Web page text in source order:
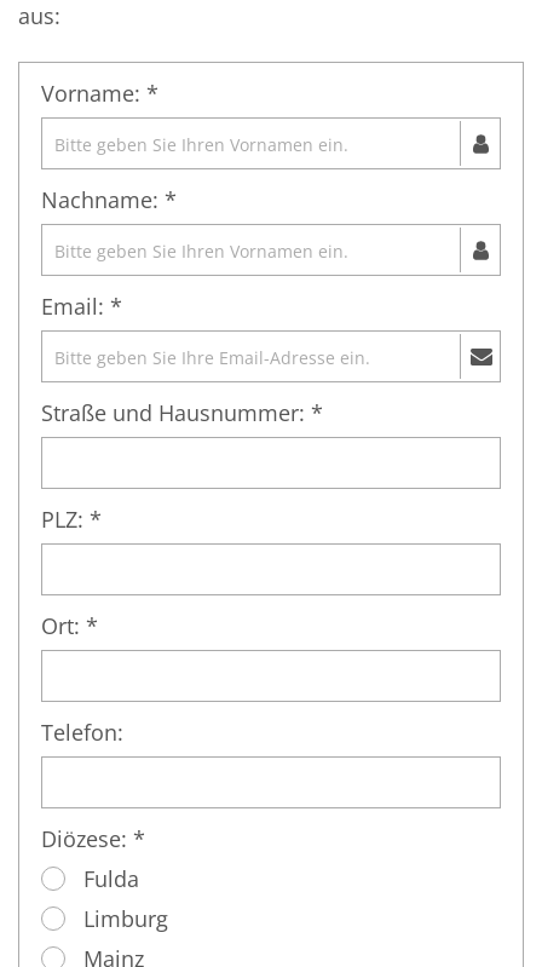
aus:
Vorname: *
Nachname: *
Email: *
Straße und Hausnummer: *
PLZ: *
Ort: *
Telefon:
Diözese: *
Fulda
Limburg
Mainz